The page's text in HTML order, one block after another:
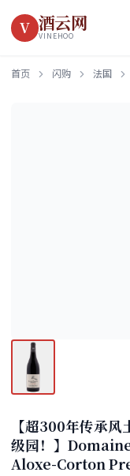
V 酒云网
VINEHOO
首页 闪购 法国
【超300年传承
级园！】
Aloxe-Corton